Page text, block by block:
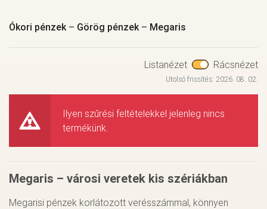
Ókori pénzek– Görög pénzek– Megaris
Listanézet Rácsnézet
Utolsó frissítés: 2026. 08. 02.
Ilyen szűrési feltételekkel jelenleg nincs
termékünk.
Megaris – városi veretek kis szériákban
Megarisi pénzek korlátozott verésszámmal, könnyen